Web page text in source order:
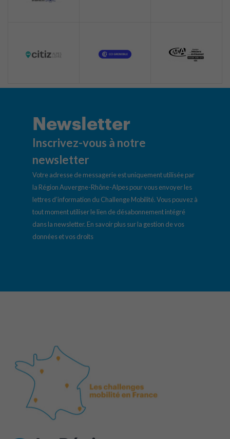
Newsletter
Inscrivez-vous à notre
newsletter
Votre adresse de messagerie est uniquement utilisée par
la Région Auvergne-Rhône-Alpes pour vous envoyer les
lettres d’information du Challenge Mobilité. Vous pouvez à
tout moment utiliser le lien de désabonnement intégré
dans la newsletter. En savoir plus sur la gestion de vos
données et vos droits